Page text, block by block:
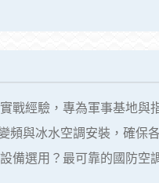
戰經驗，專為軍事基地與
頻與冰水空調安裝，確保
備選用？最可靠的國防空